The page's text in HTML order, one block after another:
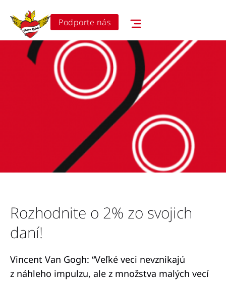
Podporte nás
Rozhodnite o 2% zo svojich
daní!
Vincent Van Gogh: “Veľké veci nevznikajú
z náhleho impulzu, ale z množstva malých vecí